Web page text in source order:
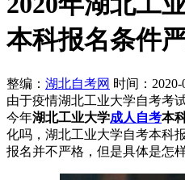
本科报名条件
整编： 湖北自考网 时间：2020-
由于疫情湖北工业大学自考考
今年湖北工业大学成人自考本
化吗，湖北工业大学自考本科
报名并不严格，但是具体是怎